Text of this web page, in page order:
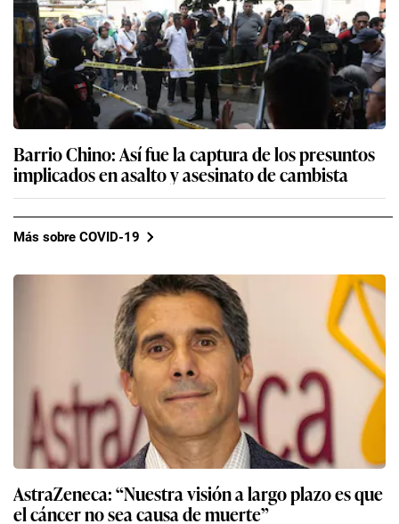
Barrio Chino: Así fue la captura de los presuntos
implicados en asalto y asesinato de cambista
Más sobre COVID-19
AstraZeneca: “Nuestra visión a largo plazo es que
el cáncer no sea causa de muerte”